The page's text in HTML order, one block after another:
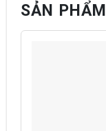
SẢN